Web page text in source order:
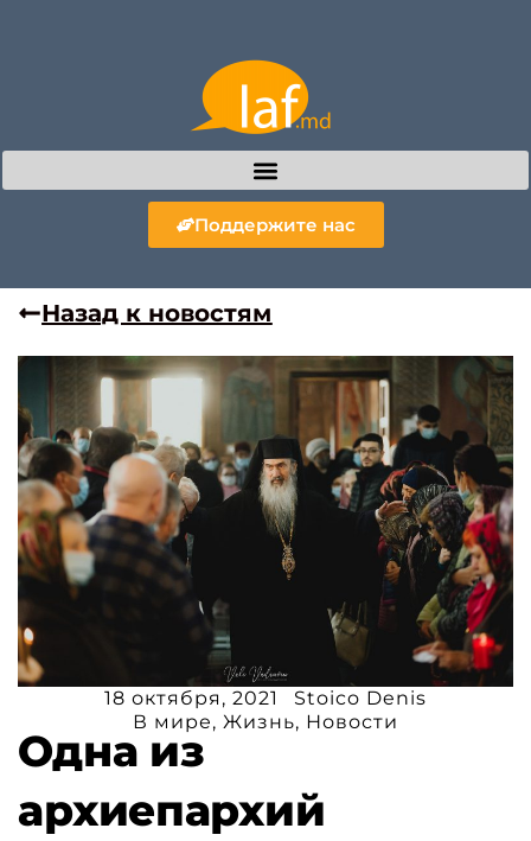
Поддержите нас
Назад к новостям
18 октября, 2021
Stoico Denis
В мире, Жизнь, Новости
Одна из
архиепархий